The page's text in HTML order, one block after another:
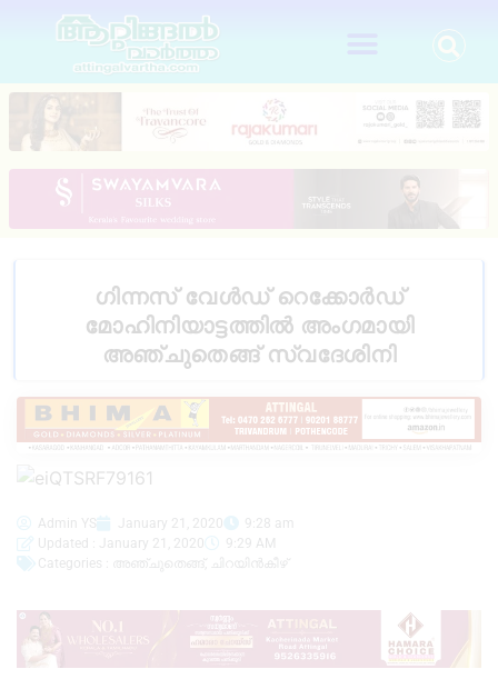
ഗിന്നസ് വേൾഡ് റെക്കോർഡ്
മോഹിനിയാട്ടത്തിൽ അംഗമായി
അഞ്ചുതെങ്ങ് സ്വദേശിനി
Admin YS January 21, 2020
9:28 am
Updated : January 21, 2020
9:29 AM
Categories :
അഞ്ചുതെങ്ങ് ചിറയിൻകീഴ്